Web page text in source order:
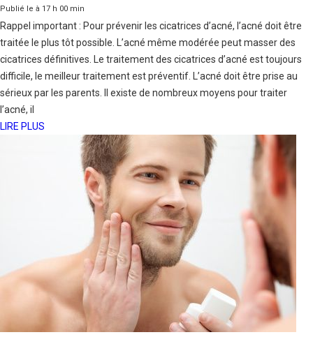
Publié le à 17 h 00 min
Rappel important : Pour prévenir les cicatrices d’acné, l’acné doit être
traitée le plus tôt possible. L’acné même modérée peut masser des
cicatrices définitives. Le traitement des cicatrices d’acné est toujours
difficile, le meilleur traitement est préventif. L’acné doit être prise au
sérieux par les parents. Il existe de nombreux moyens pour traiter
l’acné, il
LIRE PLUS